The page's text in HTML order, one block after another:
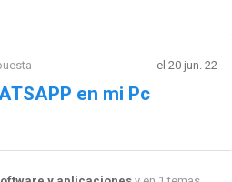
el 20 jun. 22
en mi Pc